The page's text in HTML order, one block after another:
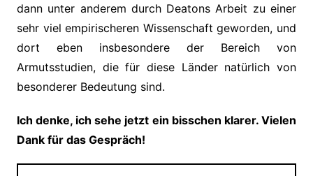
dann unter anderem durch Deatons Arbeit zu einer
sehr viel empirischeren Wissenschaft geworden, und
dort eben insbesondere der Bereich von
Armutsstudien, die für diese Länder natürlich von
besonderer Bedeutung sind.
Ich denke, ich sehe jetzt ein bisschen klarer. Vielen
Dank für das Gespräch!